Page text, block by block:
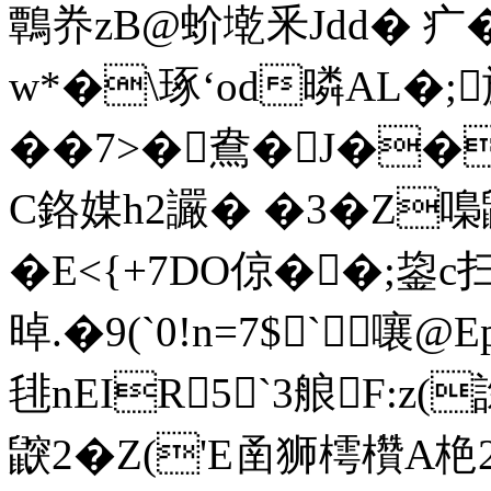
鷣奍zB@蚧墘釆Jdd�
w*�\琢‘od暽AL�;
��7>�鴦�J��
C鉻媒h2讝� �3�Z嘄
� E<{+7DO倞� �;
晫.�9(`0!n=7$` 嚷
毴nEIR5`3艆F:z(
鼵2�Z('E圅狮樗欑A